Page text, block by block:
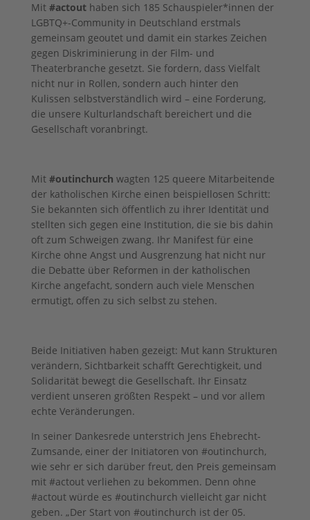
Mit #actouthaben sich 185 Schauspieler*innen der
LGBTQ+-Community in Deutschland erstmals
gemeinsam geoutet und damit ein starkes Zeichen
gegen Diskriminierung in der Film- und
Theaterbranche gesetzt. Sie fordern, dass Vielfalt
nicht nur in Rollen, sondern auch hinter den
Kulissen selbstverständlich wird – eine Forderung,
die unsere Kulturlandschaft bereichert und die
Gesellschaft voranbringt.
Mit #outinchurch wagten 125 queere Mitarbeitende
der katholischen Kirche einen beispiellosen Schritt:
Sie bekannten sich öffentlich zu ihrer Identität und
stellten sich gegen eine Institution, die sie bis dahin
oft zum Schweigen zwang. Ihr Manifest für eine
Kirche ohne Angst und Ausgrenzung hat nicht nur
die Debatte über Reformen in der katholischen
Kirche angefacht, sondern auch viele Menschen
ermutigt, offen zu sich selbst zu stehen.
Beide Initiativen haben gezeigt: Mut kann Strukturen
verändern, Sichtbarkeit schafft Gerechtigkeit, und
Solidarität bewegt die Gesellschaft. Ihr Einsatz
verdient unseren größten Respekt – und vor allem
echte Veränderungen.
In seiner Dankesrede unterstrich Jens Ehebrecht-
Zumsande, einer der Initiatoren von #outinchurch,
wie sehr er sich darüber freut, den Preis gemeinsam
mit #actout verliehen zu bekommen. Denn ohne
#actout würde es #outinchurch vielleicht gar nicht
geben. „Der Start von #outinchurch ist der 05.